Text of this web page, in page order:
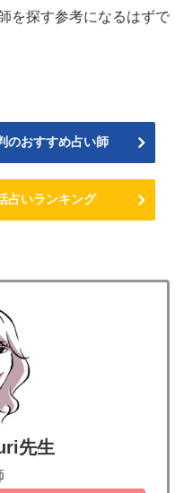
を探す参考になるはずで
のおすすめ占い師
占いランキング
先生